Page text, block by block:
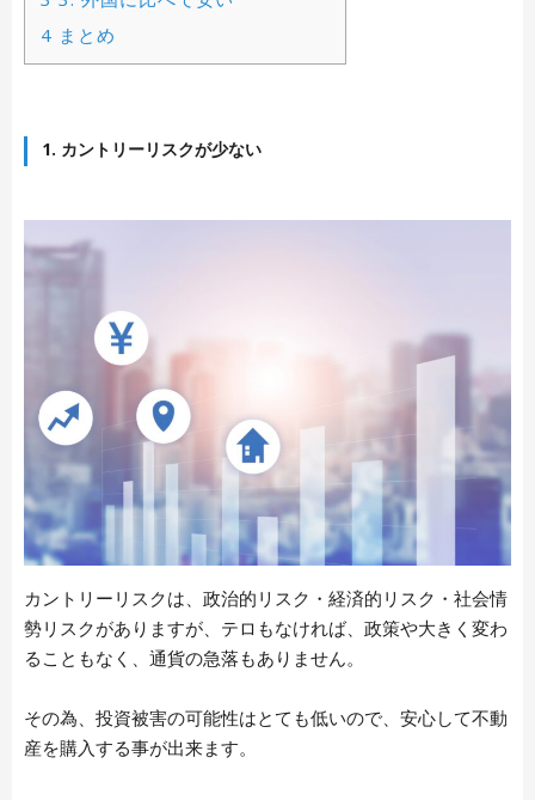
4 まとめ
1. カントリーリスクが少ない
カントリーリスクは、政治的リスク・経済的リスク・社会情
勢リスクがありますが、テロもなければ、政策や大きく変わ
ることもなく、通貨の急落もありません。
その為、投資被害の可能性はとても低いので、安心して不動
産を購入する事が出来ます。